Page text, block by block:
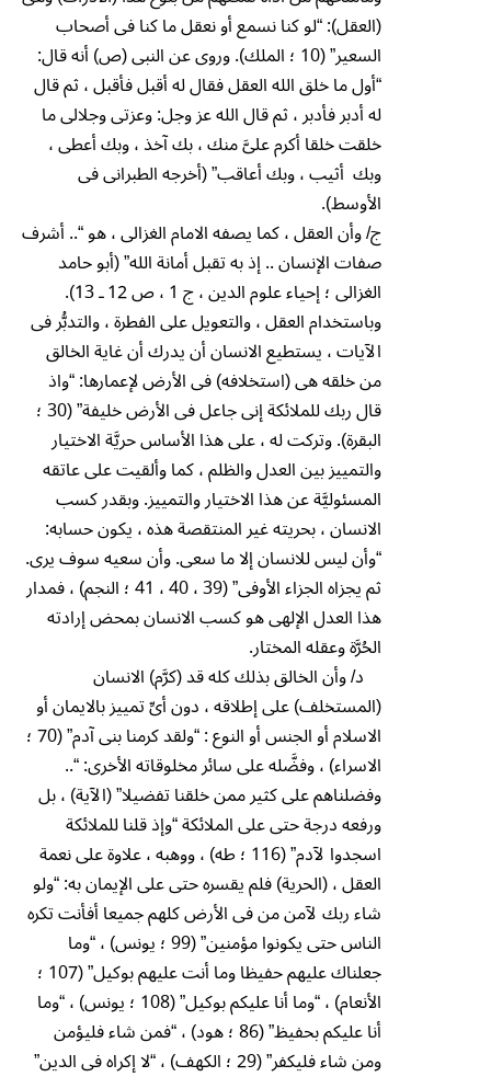
(العقل): “لو كنا نسمع أو نعقل ما كنا فى أصحاب
السعير” (10 ؛ الملك). وروى عن النبى (ص) أنه قال:
“أول ما خلق الله العقل فقال له أقبل فأقبل ، ثم قال
له أدبر فأدبر ، ثم قال الله عز وجل: وعزتى وجلالى ما
خلقت خلقا أكرم علىَّ منك ، بك آخذ ، وبك أعطى ،
وبك أثيب ، وبك أعاقب” (أخرجه الطبرانى فى
الأوسط).
ج/ وأن العقل ، كما يصفه الامام الغزالى ، هو “.. أشرف
صفات الإنسان .. إذ به تقبل أمانة الله” (أبو حامد
الغزالى ؛ إحياء علوم الدين ، ج 1 ، ص 12 ـ 13).
وباستخدام العقل ، والتعويل على الفطرة ، والتدبُّر فى
الآيات ، يستطيع الانسان أن يدرك أن غاية الخالق
من خلقه هى (استخلافه) فى الأرض لإعمارها: “واذ
قال ربك للملائكة إنى جاعل فى الأرض خليفة” (30 ؛
البقرة). وتركت له ، على هذا الأساس حريَّة الاختيار
والتمييز بين العدل والظلم ، كما وألقيت على عاتقه
المسئوليَّة عن هذا الاختيار والتمييز. وبقدر كسب
الانسان ، بحريته غير المنتقصة هذه ، يكون حسابه:
“وأن ليس للانسان إلا ما سعى. وأن سعيه سوف يرى.
ثم يجزاه الجزاء الأوفى” (39 ، 40 ، 41 ؛ النجم) ، فمدار
هذا العدل الإلهى هو كسب الانسان بمحض إرادته
الحُرَّة وعقله المختار.
د/ وأن الخالق بذلك كله قد (كرَّم) الانسان
(المستخلف) على إطلاقه ، دون أىِّ تمييز بالايمان أو
الاسلام أو الجنس أو النوع : “ولقد كرمنا بنى آدم” (70 ؛
الاسراء) ، وفضَّله على سائر مخلوقاته الأخرى: “..
وفضلناهم على كثير ممن خلقنا تفضيلا” (الآية) ، بل
ورفعه درجة حتى على الملائكة “وإذ قلنا للملائكة
اسجدوا لآدم” (116 ؛ طه) ، ووهبه ، علاوة على نعمة
العقل ، (الحرية) فلم يقسره حتى على الإيمان به: “ولو
شاء ربك لآمن من فى الأرض كلهم جميعا أفأنت تكره
الناس حتى يكونوا مؤمنين” (99 ؛ يونس) ، “وما
جعلناك عليهم حفيظا وما أنت عليهم بوكيل” (107 ؛
الأنعام) ، “وما أنا عليكم بوكيل” (108 ؛ يونس) ، “وما
أنا عليكم بحفيظ” (86 ؛ هود) ، “فمن شاء فليؤمن
ومن شاء فليكفر” (29 ؛ الكهف) ، “لا إكراه فى الدين”